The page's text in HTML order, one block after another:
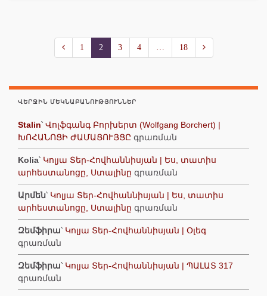
1 2 3 4 18
ՎԵՐՋԻՆ ՄԵԿՆԱԲԱՆՈՒԹՅՈՒՆՆԵՐ
Stalin՝ Վոլֆգանգ Բորխերտ (Wolfgang Borchert) |
ԽՈՀԱՆՈՑԻ ԺԱՄԱՑՈՒՅՑԸ գրառման
Kolia՝ Կոլյա Տեր-Հովհաննիսյան | Ես, տատիս
արհեստանոցը, Ստալինը գրառման
Արմեն՝ Կոլյա Տեր-Հովհաննիսյան | Ես, տատիս
արհեստանոցը, Ստալինը գրառման
Զեմֆիրա՝ Կոլյա Տեր-Հովհաննիսյան | Օլեգ
գրառման
Զեմֆիրա՝ Կոլյա Տեր-Հովհաննիսյան | ՊԱԼԱՏ 317
գրառման